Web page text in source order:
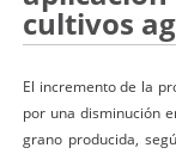
cultivos
El incremento de la
por una disminución
grano producida,